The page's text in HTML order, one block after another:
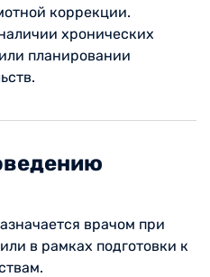
коррекции.
хронических
планировании
врачом при
в рамках подготовки к